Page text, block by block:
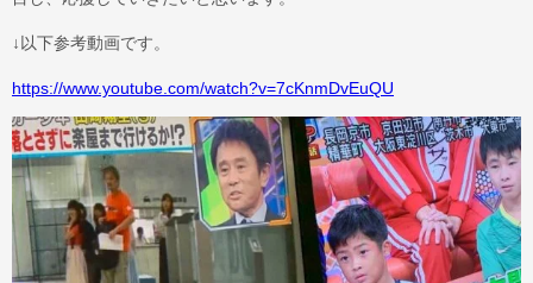
↓以下参考動画です。
https://www.youtube.com/watch?v=7cKnmDvEuQU